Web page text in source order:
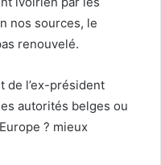
nos sources, le
renouvelé.
de l’ex-président
autorités belges ou
? mieux